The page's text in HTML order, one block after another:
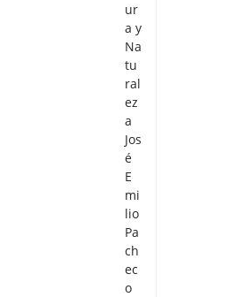
ur
a y
Na
tu
ral
ez
a
Jos
é
E
mi
lio
Pa
ch
ec
o